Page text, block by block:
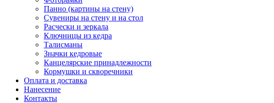
Панно (картины на стену)
Сувениры на стену и на стол
Расчески и зеркала
Ключницы из кедра
Талисманы
Значки кедровые
Канцелярские принадлежности
Кормушки и скворечники
Оплата и доставка
Нанесение
Контакты